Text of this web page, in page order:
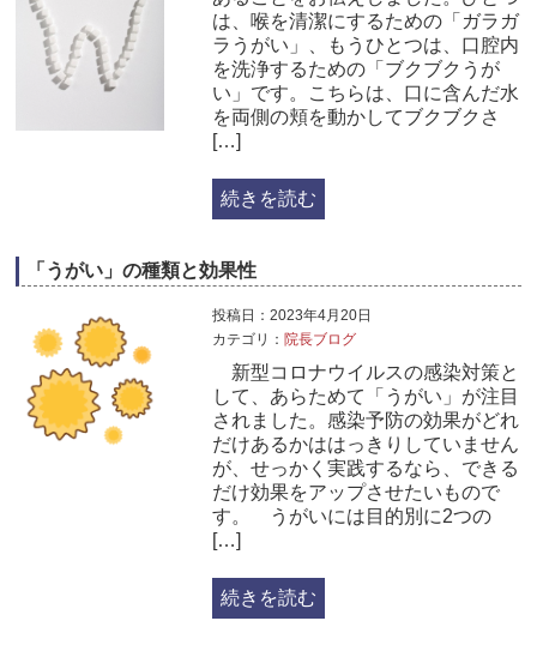
は、喉を清潔にするための「ガラガ
ラうがい」、もうひとつは、口腔内
を洗浄するための「ブクブクうが
い」です。こちらは、口に含んだ水
を両側の頬を動かしてブクブクさ
[…]
続きを読む
「うがい」の種類と効果性
投稿日：2023年4月20日
カテゴリ： 院長ブログ
新型コロナウイルスの感染対策と
して、あらためて「うがい」が注目
されました。感染予防の効果がどれ
だけあるかははっきりしていません
が、せっかく実践するなら、できる
だけ効果をアップさせたいもので
す。 うがいには目的別に2つの
[…]
続きを読む